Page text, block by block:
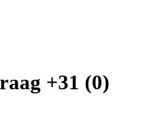
+31 (0)